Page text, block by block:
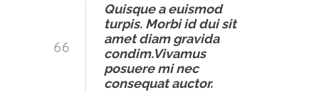
Quisque a euismod
turpis. Morbi id dui sit
amet diam gravida
condim.Vivamus
posuere mi nec
consequat auctor.